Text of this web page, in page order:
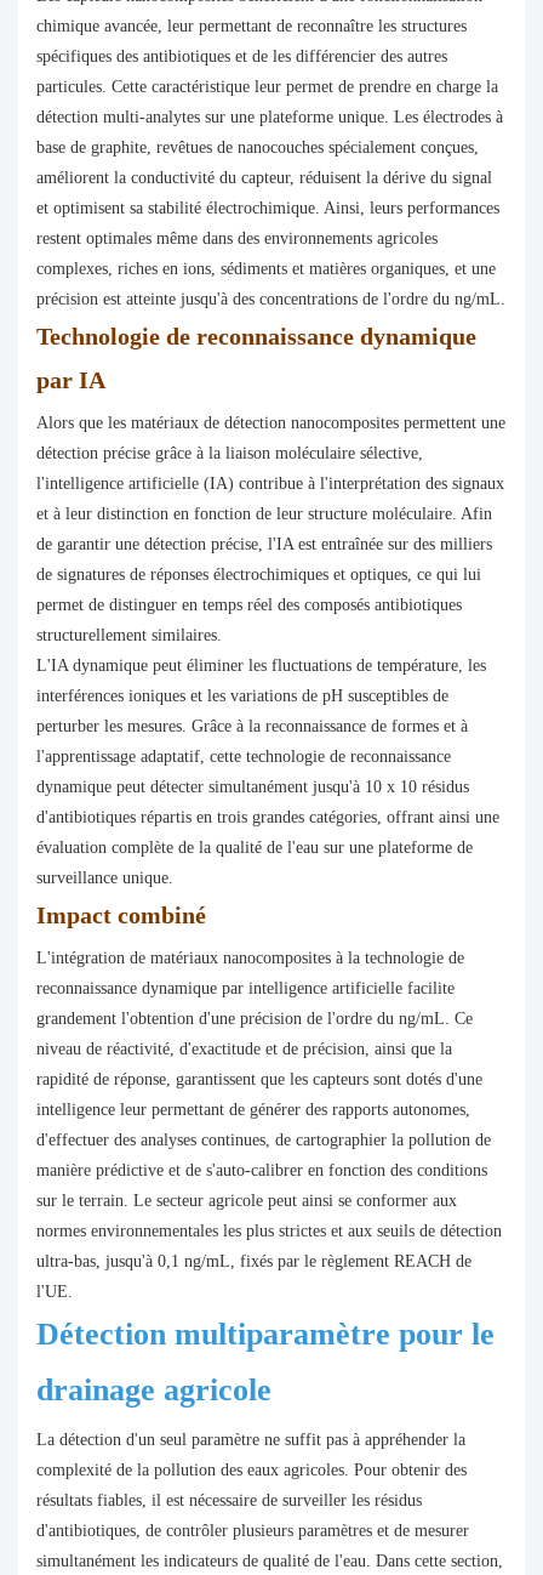
chimique avancée, leur permettant de reconnaître les structures
spécifiques des antibiotiques et de les différencier des autres
particules. Cette caractéristique leur permet de prendre en charge la
détection multi-analytes sur une plateforme unique. Les électrodes à
base de graphite, revêtues de nanocouches spécialement conçues,
améliorent la conductivité du capteur, réduisent la dérive du signal
et optimisent sa stabilité électrochimique. Ainsi, leurs performances
restent optimales même dans des environnements agricoles
complexes, riches en ions, sédiments et matières organiques, et une
précision est atteinte jusqu'à des concentrations de l'ordre du ng/mL.
Technologie de reconnaissance dynamique
par IA
Alors que les matériaux de détection nanocomposites permettent une
détection précise grâce à la liaison moléculaire sélective,
l'intelligence artificielle (IA) contribue à l'interprétation des signaux
et à leur distinction en fonction de leur structure moléculaire. Afin
de garantir une détection précise, l'IA est entraînée sur des milliers
de signatures de réponses électrochimiques et optiques, ce qui lui
permet de distinguer en temps réel des composés antibiotiques
structurellement similaires.
L'IA dynamique peut éliminer les fluctuations de température, les
interférences ioniques et les variations de pH susceptibles de
perturber les mesures. Grâce à la reconnaissance de formes et à
l'apprentissage adaptatif, cette technologie de reconnaissance
dynamique peut détecter simultanément jusqu'à 10 x 10 résidus
d'antibiotiques répartis en trois grandes catégories, offrant ainsi une
évaluation complète de la qualité de l'eau sur une plateforme de
surveillance unique.
Impact combiné
L'intégration de matériaux nanocomposites à la technologie de
reconnaissance dynamique par intelligence artificielle facilite
grandement l'obtention d'une précision de l'ordre du ng/mL. Ce
niveau de réactivité, d'exactitude et de précision, ainsi que la
rapidité de réponse, garantissent que les capteurs sont dotés d'une
intelligence leur permettant de générer des rapports autonomes,
d'effectuer des analyses continues, de cartographier la pollution de
manière prédictive et de s'auto-calibrer en fonction des conditions
sur le terrain. Le secteur agricole peut ainsi se conformer aux
normes environnementales les plus strictes et aux seuils de détection
ultra-bas, jusqu'à 0,1 ng/mL, fixés par le règlement REACH de
l'UE.
Détection multiparamètre pour le
drainage agricole
La détection d'un seul paramètre ne suffit pas à appréhender la
complexité de la pollution des eaux agricoles. Pour obtenir des
résultats fiables, il est nécessaire de surveiller les résidus
d'antibiotiques, de contrôler plusieurs paramètres et de mesurer
simultanément les indicateurs de qualité de l'eau. Dans cette section,